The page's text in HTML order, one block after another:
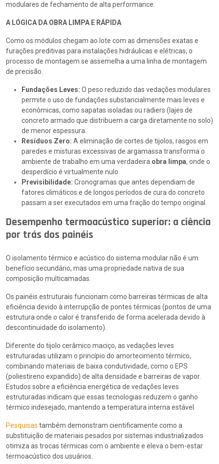
modulares de fechamento de alta performance.
A LÓGICA DA OBRA LIMPA E RÁPIDA
Como os módulos chegam ao lote com as dimensões exatas e
furações preditivas para instalações hidráulicas e elétricas, o
processo de montagem se assemelha a uma linha de montagem
de precisão.
Fundações Leves: O peso reduzido das vedações modulares
permite o uso de fundações substancialmente mais leves e
econômicas, como sapatas isoladas ou radiers (lajes de
concreto armado que distribuem a carga diretamente no solo)
de menor espessura.
Resíduos Zero: A eliminação de cortes de tijolos, rasgos em
paredes e misturas excessivas de argamassa transforma o
ambiente de trabalho em uma verdadeira obra limpa, onde o
desperdício é virtualmente nulo.
Previsibilidade: Cronogramas que antes dependiam de
fatores climáticos e de longos períodos de cura do concreto
passam a ser executados em uma fração do tempo original.
Desempenho termoacústico superior: a ciência
por trás dos painéis
O isolamento térmico e acústico do sistema modular não é um
benefício secundário, mas uma propriedade nativa de sua
composição multicamadas.
Os painéis estruturais funcionam como barreiras térmicas de alta
eficiência devido à interrupção de pontes térmicas (pontos de uma
estrutura onde o calor é transferido de forma acelerada devido à
descontinuidade do isolamento).
Diferente do tijolo cerâmico maciço, as vedações leves
estruturadas utilizam o princípio do amortecimento térmico,
combinando materiais de baixa condutividade, como o EPS
(poliestireno expandido) de alta densidade e barreiras de vapor.
Estudos sobre a eficiência energética de vedações leves
estruturadas indicam que essas tecnologias reduzem o ganho
térmico indesejado, mantendo a temperatura interna estável.
Pesquisas também demonstram cientificamente como a
substituição de materiais pesados por sistemas industrializados
otimiza as trocas térmicas com o ambiente e eleva o bem-estar
termoacústico dos usuários.